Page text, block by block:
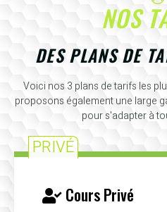
NOS
DES PLANS DE
Voici nos 3 plans de tarifs les
proposons également une large
pour s'adapter à
PRIVÉ
Cours Privé